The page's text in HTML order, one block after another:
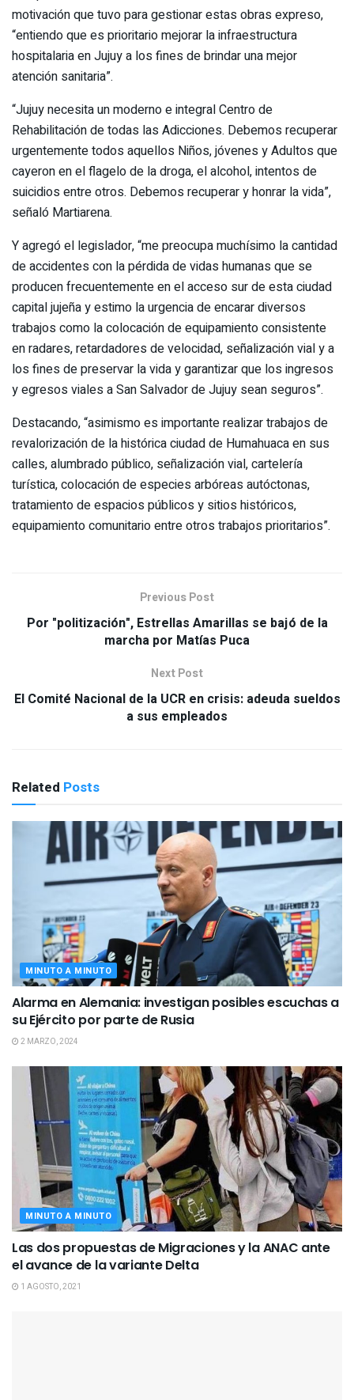
motivación que tuvo para gestionar estas obras expreso,
“entiendo que es prioritario mejorar la infraestructura
hospitalaria en Jujuy a los fines de brindar una mejor
atención sanitaria”.
“Jujuy necesita un moderno e integral Centro de
Rehabilitación de todas las Adicciones. Debemos recuperar
urgentemente todos aquellos Niños, jóvenes y Adultos que
cayeron en el flagelo de la droga, el alcohol, intentos de
suicidios entre otros. Debemos recuperar y honrar la vida”,
señaló Martiarena.
Y agregó el legislador, “me preocupa muchísimo la cantidad
de accidentes con la pérdida de vidas humanas que se
producen frecuentemente en el acceso sur de esta ciudad
capital jujeña y estimo la urgencia de encarar diversos
trabajos como la colocación de equipamiento consistente
en radares, retardadores de velocidad, señalización vial y a
los fines de preservar la vida y garantizar que los ingresos
y egresos viales a San Salvador de Jujuy sean seguros”.
Destacando, “asimismo es importante realizar trabajos de
revalorización de la histórica ciudad de Humahuaca en sus
calles, alumbrado público, señalización vial, cartelería
turística, colocación de especies arbóreas autóctonas,
tratamiento de espacios públicos y sitios históricos,
equipamiento comunitario entre otros trabajos prioritarios”.
Previous Post
Por "politización", Estrellas Amarillas se bajó de la
marcha por Matías Puca
Next Post
El Comité Nacional de la UCR en crisis: adeuda sueldos
a sus empleados
Related Posts
MINUTO A MINUTO
Alarma en Alemania: investigan posibles escuchas a
su Ejército por parte de Rusia
2 MARZO, 2024
MINUTO A MINUTO
Las dos propuestas de Migraciones y la ANAC ante
el avance de la variante Delta
1 AGOSTO, 2021